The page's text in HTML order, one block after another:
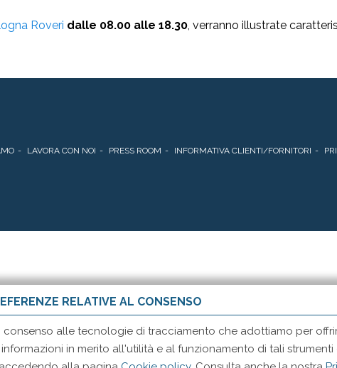
Roveri dalle 08.00 alle 18.30, verranno illustrate
LAVORA CON NOI PRESS ROOM INFORMATIVA CLIENTI/FORNITORI
RELATIVE AL CONSENSO
alle tecnologie di tracciamento che adottiamo per
in merito all'utilità e al funzionamento di tali